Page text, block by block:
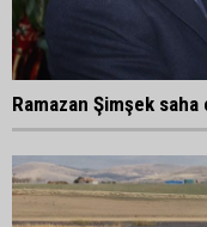
Ramazan Şimşek saha